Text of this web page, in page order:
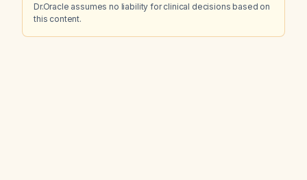
Dr.Oracle assumes no liability for clinical decisions based on
this content.